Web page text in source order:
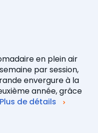
en plein air
par session,
envergure à la
année, grâce
Plus de détails